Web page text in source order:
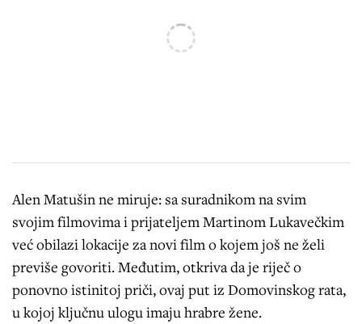
Alen Matušin ne miruje: sa suradnikom na svim
svojim filmovima i prijateljem Martinom Lukavečkim
već obilazi lokacije za novi film o kojem još ne želi
previše govoriti. Međutim, otkriva da je riječ o
ponovno istinitoj priči, ovaj put iz Domovinskog rata,
u kojoj ključnu ulogu imaju hrabre žene.